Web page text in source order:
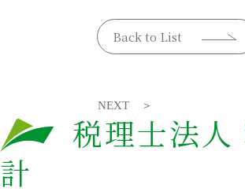
Back to List
NEXT ＞
税理士法人
計